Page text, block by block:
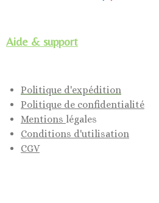
Aide & support
Politique d'expédition
Politique de confidentialité
Mentions légales
Conditions d'utilisation
CGV